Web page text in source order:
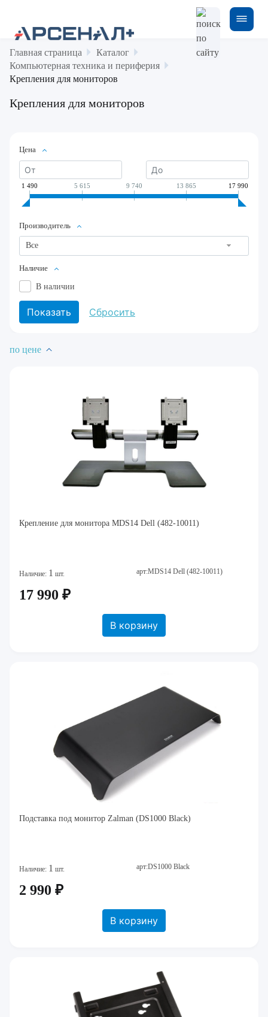
Главная страница
Каталог
Компьютерная техника и периферия
Крепления для мониторов
Крепления для мониторов
Цена
1 490 5 615 9 740 13 865 17 990
Производитель
Все
Наличие
В наличии
по цене
Крепление для монитора MDS14 Dell (482-10011)
Наличие: 1 шт. арт:MDS14 Dell (482-10011)
17 990 ₽
В корзину
Подставка под монитор Zalman (DS1000 Black)
Наличие: 1 шт. арт:DS1000 Black
2 990 ₽
В корзину